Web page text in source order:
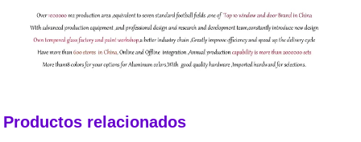
Productos relacionados